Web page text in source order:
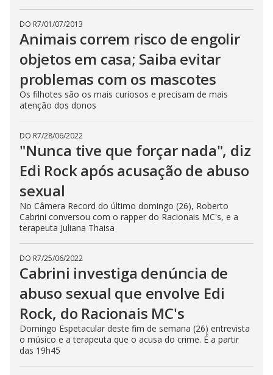
DO R7/01/07/2013
Animais correm risco de engolir
objetos em casa; Saiba evitar
problemas com os mascotes
Os filhotes são os mais curiosos e precisam de mais
atenção dos donos
DO R7/28/06/2022
"Nunca tive que forçar nada", diz
Edi Rock após acusação de abuso
sexual
No Câmera Record do último domingo (26), Roberto
Cabrini conversou com o rapper do Racionais MC's, e a
terapeuta Juliana Thaisa
DO R7/25/06/2022
Cabrini investiga denúncia de
abuso sexual que envolve Edi
Rock, do Racionais MC's
Domingo Espetacular deste fim de semana (26) entrevista
o músico e a terapeuta que o acusa do crime. É a partir
das 19h45